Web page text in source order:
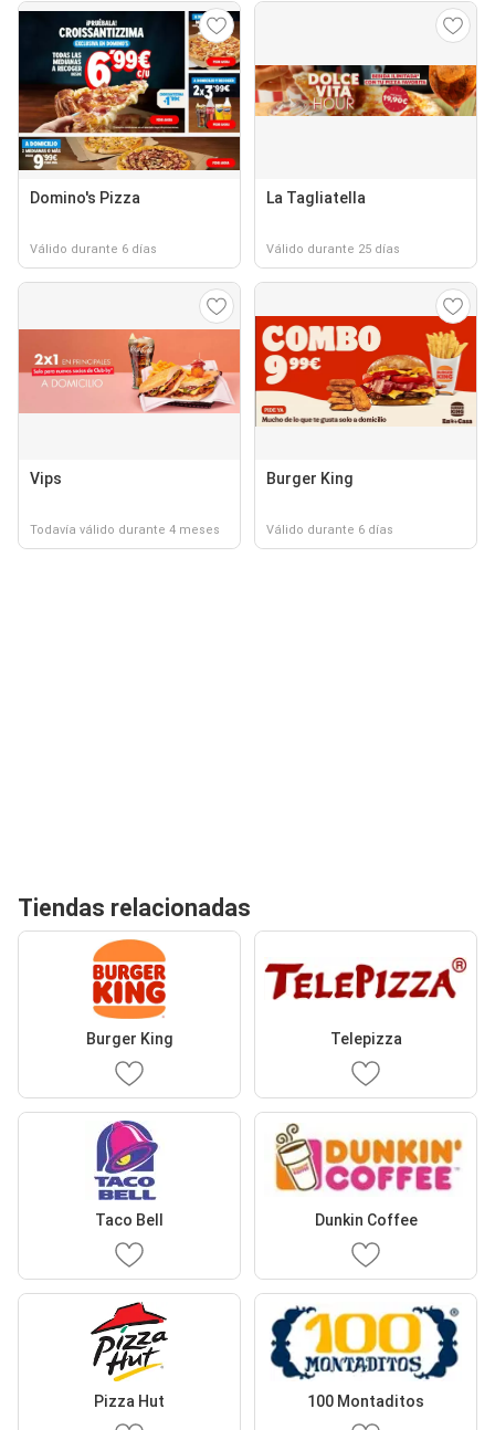
Domino's Pizza
Válido durante 6 días
La Tagliatella
Válido durante 25 días
Vips
Todavía válido durante 4 meses
Burger King
Válido durante 6 días
Tiendas relacionadas
Burger King Telepizza
Taco Bell Dunkin Coffee
Pizza Hut 100 Montaditos